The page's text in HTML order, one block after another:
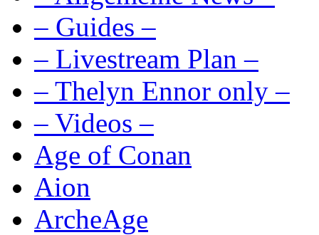
– Guides –
– Livestream Plan –
– Thelyn Ennor only –
– Videos –
Age of Conan
Aion
ArcheAge